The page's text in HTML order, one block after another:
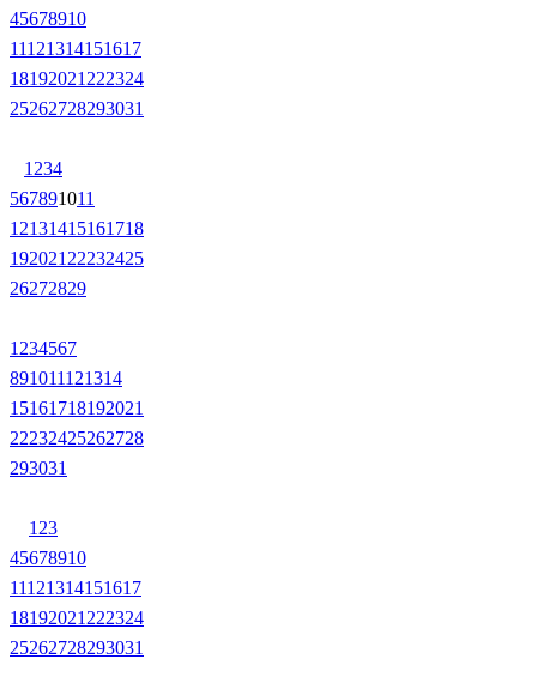
45678910
11121314151617
18192021 222324
25262728293031
1 234
567891011
12131415161718
192021 22232425
26272829
1 234567
891011121314
15161718192021
22232425262728
293031
1 23
45678910
11121314151617
18192021 222324
25262728293031